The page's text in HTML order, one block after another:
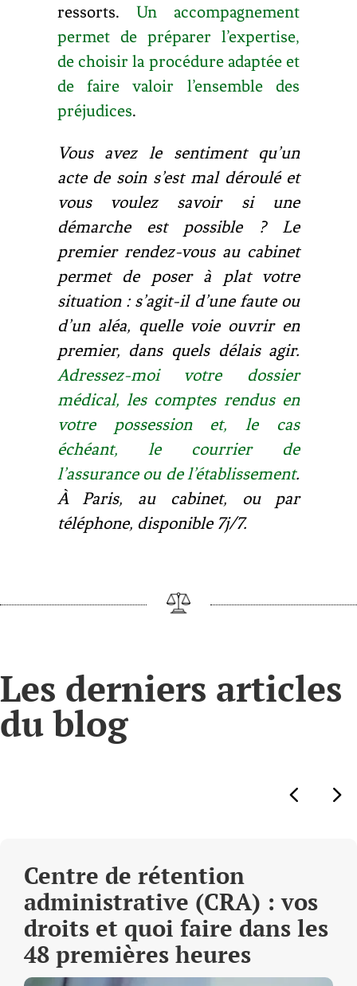
ressorts. Un accompagnement
permet de préparer l’expertise,
de choisir la procédure adaptée et
de faire valoir l’ensemble des
préjudices.
Vous avez le sentiment qu’un
acte de soin s’est mal déroulé et
vous voulez savoir si une
démarche est possible ? Le
premier rendez-vous au cabinet
permet de poser à plat votre
situation : s’agit-il d’une faute ou
d’un aléa, quelle voie ouvrir en
premier, dans quels délais agir.
Adressez-moi votre dossier
médical, les comptes rendus en
votre possession et, le cas
échéant, le courrier de
l’assurance ou de l’établissement.
À Paris, au cabinet, ou par
téléphone, disponible 7j/7.
Les derniers articles
du blog
Centre de rétention
administrative (CRA) : vos
droits et quoi faire dans les
48 premières heures